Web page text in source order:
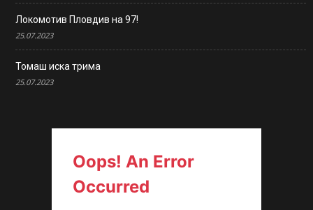
Локомотив Пловдив на 97!
25.07.2023
Томаш иска трима
25.07.2023